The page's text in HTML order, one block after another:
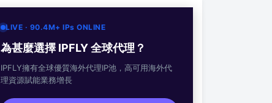
LIVE · 90.4M+ IPs ONLINE
為甚麼選擇 IPFLY 全球代理？
IPFLY擁有全球優質海外代理IP池，高可用海外代
理資源賦能業務增長